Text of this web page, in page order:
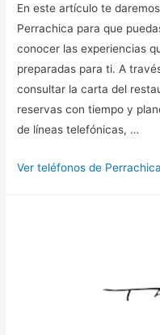
En este artículo te
Perrachica para que
conocer las experiencias
preparadas para ti. A
consultar la carta del
reservas con tiempo y
de líneas telefónicas, …
Ver teléfonos de Perrachica